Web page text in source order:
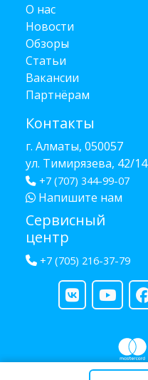
О нас
Новости
Обзоры
Статьи
Вакансии
Партнёрам
Контакты
г. Алматы, 050057
ул. Тимирязева, 42/14
+7 (707) 344-99-07
Напишите нам
Сервисный
центр
+7 (705) 216-37-79